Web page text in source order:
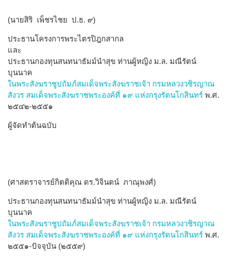
(นายสิริ เพ็ชรไชย ป.ธ. ๙)
ประธานโครงการพระไตรปิฎกสากล
และ
ประธานกองทุน​สน​ทนาธัมม์​นำ​สุข​ ท่านผู้หญิง​ ​ม​.​ล​.​ มณี​รัตน์​ ​
บุนนาค​
ใน​พระ​สังฆ​ราชูปถัมภ์​สมเด็จ​พระ​สังฆราชเจ้า กรมหลวงวชิรญาณ
สังวร สมเด็จพระสังฆราชพระองค์ที่ ๑๙ แห่งกรุงรัตนโกสินทร์ พ.ศ.
๒๕๔๒-๒๕๕๑
ผู้จัดทำต้นฉบับ
(ศาสตราจารย์กิตติคุณ ดร.วิจินตน์ ภาณุพงศ์)
ประธานกองทุน​สน​ทนาธัมม์​นำ​สุข​ ท่านผู้หญิง​ ​ม​.​ล​.​ มณี​รัตน์​ ​
บุนนาค​
ใน​พระ​สังฆ​ราชูปถัมภ์​สมเด็จ​พระ​สังฆราชเจ้า กรมหลวงวชิรญาณ
สังวร สมเด็จพระสังฆราชพระองค์ที่ ๑๙ แห่งกรุงรัตนโกสินทร์ พ.ศ.
๒๕๕๑-ปัจจุบัน (๒๕๕๙)